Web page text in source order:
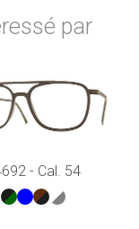
par
- Cal. 54